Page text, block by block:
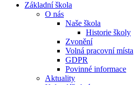
Základní škola
O nás
Naše škola
Historie školy
Zvonění
Volná pracovní místa
GDPR
Povinné informace
Aktuality